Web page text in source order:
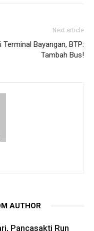
Next article
Terminal Bayangan, BTP:
Tambah Bus!
AUTHOR
Pancasakti Run